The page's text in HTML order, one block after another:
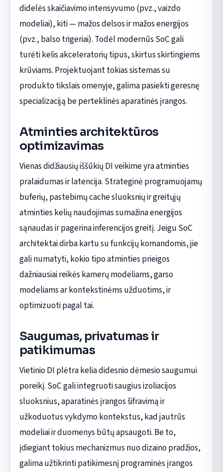
didelės skaičiavimo intensyvumo (pvz., vaizdo
modeliai), kiti — mažos delsos ir mažos energijos
(pvz., balso trigeriai). Todėl modernūs SoC gali
turėti kelis akceleratorių tipus, skirtus skirtingiems
krūviams. Projektuojant tokias sistemas su
produkto tikslais omenyje, galima pasiekti geresnę
specializaciją be perteklinės aparatinės įrangos.
Atminties architektūros
optimizavimas
Vienas didžiausių iššūkių DI veikime yra atminties
pralaidumas ir latencija. Strateginė programuojamų
buferių, pastebimų cache sluoksnių ir greitųjų
atminties kelių naudojimas sumažina energijos
sąnaudas ir pagerina inferencijos greitį. Jeigu SoC
architektai dirba kartu su funkcijų komandomis, jie
gali numatyti, kokio tipo atminties prieigos
dažniausiai reikės kamerų modeliams, garso
modeliams ar kontekstinėms užduotims, ir
optimizuoti pagal tai.
Saugumas, privatumas ir
patikimumas
Vietinio DI plėtra kelia didesnio dėmesio saugumui
poreikį. SoC gali integruoti saugius izoliacijos
sluoksnius, aparatinės įrangos šifravimą ir
užkoduotus vykdymo kontekstus, kad jautrūs
modeliai ir duomenys būtų apsaugoti. Be to,
įdiegiant tokius mechanizmus nuo dizaino pradžios,
galima užtikrinti patikimesnį programinės įrangos